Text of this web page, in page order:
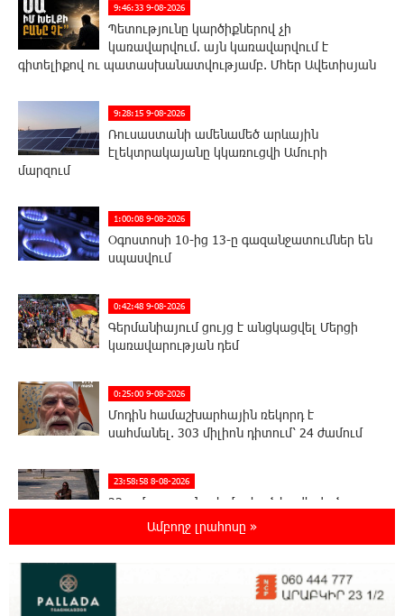
9:46:33 9-08-2026
Պետությունը կարծիքներով չի
կառավարվում. այն կառավարվում է
գիտելիքով ու պատասխանատվությամբ. Մհեր Ավետիսյան
9:28:15 9-08-2026
Ռուսաստանի ամենամեծ արևային
էլեկտրակայանը կկառուցվի Ամուրի
մարզում
1:00:08 9-08-2026
Օգոստոսի 10-ից 13-ը գազանջատումներ են
սպասվում
0:42:48 9-08-2026
Գերմանիայում ցույց է անցկացվել Մերցի
կառավարության դեմ
0:25:00 9-08-2026
Մոդին համաշխարհային ռեկորդ է
սահմանել. 303 միլիոն դիտում՝ 24 ժամում
23:58:58 8-08-2026
23-ամյա ուսանողի մշակած հավելվածը
հարավկորեական App Store-ում շրջանցել է
Ամբողջ լրահոսը »